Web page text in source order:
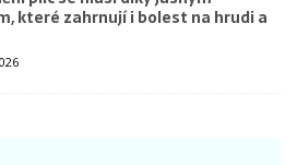
které zahrnují i bolest na hrudi a